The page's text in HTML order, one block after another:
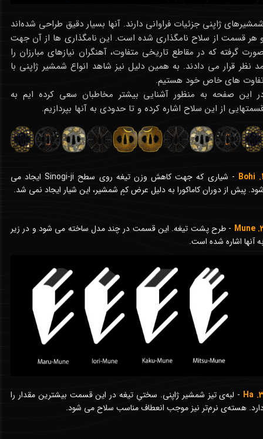
ژاپنی جزئیات فراوانی دارند. آنها بسیار دقیق طراحی شده‌اند
هر قسمت از سلاح نامگذاری شده است. این نامگذاری ها از آن جهت
گرفته که در مقاطع تاریخی متفاوت، آهنگران نیازهای مبارزان را
نظر قرار می دادند. به همین دلیل نیز شاهد انواع شمشیر ژاپنی با
های خاص خود هستیم.
این صفحه به منظور آشنایی بیشتر مخاطبان سعی کرده ایم به
از این سلاح اشاره کرده و تا حدودی به آنها بپردازیم.
1.
- شیاری که جهت کاهش وزن تیغه روی سطح Sinogi-ji ایجاد می
پبش از دوران کاماکورا به دلیل عرض کمِ شمشیر، این شیار ایجاد نمی شد.
2.
- طرح پشت تیغه. این قسمت در چند مدل ساخته می شود و در زیر
آنها اشاره شده است.
​​3.
- لبه‌ی تیز شمشیر ژاپنی. سختیِ تیغه در این قسمت بیشترین مقدار را
هسته‌ی نرم‌تر نیز موجب انعطاف مناسب سلاح می شود.